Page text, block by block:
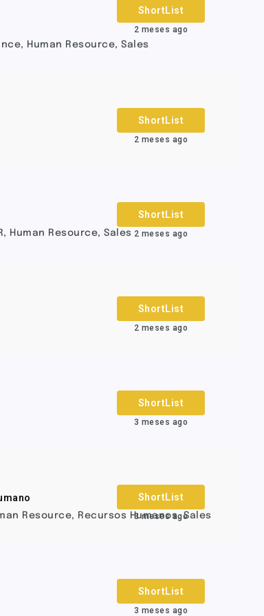
, Human Resource,Sales
ShortList
2 meses ago
ShortList
2 meses ago
, Human Resource,Sales
ShortList
2 meses ago
ShortList
2 meses ago
ShortList
3 meses ago
Resource, Recursos Humanos,Sales
ShortList
3 meses ago
ShortList
3 meses ago